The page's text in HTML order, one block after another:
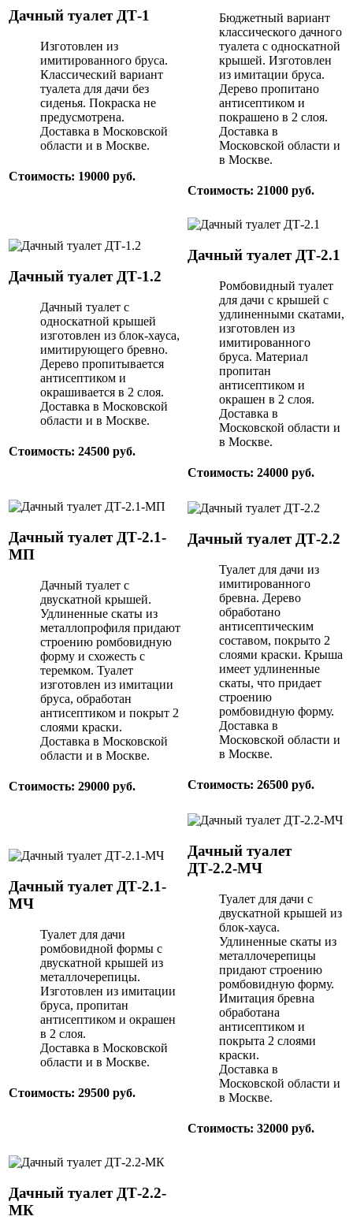
Дачный туалет ДТ-1
Изготовлен из
имитированного бруса.
Классический вариант
туалета для дачи без
сиденья. Покраска не
предусмотрена.
Доставка в Московской
области и в Москве.
Стоимость: 19000 руб.
Бюджетный вариант
классического дачного
туалета с односкатной
крышей. Изготовлен
из имитации бруса.
Дерево пропитано
антисептиком и
покрашено в 2 слоя.
Доставка в
Московской области и
в Москве.
Стоимость: 21000 руб.
Дачный туалет ДТ-1.2
Дачный туалет с
односкатной крышей
изготовлен из блок-хауса,
имитирующего бревно.
Дерево пропитывается
антисептиком и
окрашивается в 2 слоя.
Доставка в Московской
области и в Москве.
Стоимость: 24500 руб.
Дачный туалет ДТ-2.1
Ромбовидный туалет
для дачи с крышей с
удлиненными скатами,
изготовлен из
имитированного
бруса. Материал
пропитан
антисептиком и
окрашен в 2 слоя.
Доставка в
Московской области и
в Москве.
Стоимость: 24000 руб.
Дачный туалет ДТ-2.1-
МП
Дачный туалет с
двускатной крышей.
Удлиненные скаты из
металлопрофиля придают
строению ромбовидную
форму и схожесть с
теремком. Туалет
изготовлен из имитации
бруса, обработан
антисептиком и покрыт 2
слоями краски.
Доставка в Московской
области и в Москве.
Стоимость: 29000 руб.
Дачный туалет ДТ-2.2
Туалет для дачи из
имитированного
бревна. Дерево
обработано
антисептическим
составом, покрыто 2
слоями краски. Крыша
имеет удлиненные
скаты, что придает
строению
ромбовидную форму.
Доставка в
Московской области и
в Москве.
Стоимость: 26500 руб.
Дачный туалет ДТ-2.1-
МЧ
Туалет для дачи
ромбовидной формы с
двускатной крышей из
металлочерепицы.
Изготовлен из имитации
бруса, пропитан
антисептиком и окрашен
в 2 слоя.
Доставка в Московской
области и в Москве.
Стоимость: 29500 руб.
Дачный туалет
ДТ-2.2-МЧ
Туалет для дачи с
двускатной крышей из
блок-хауса.
Удлиненные скаты из
металлочерепицы
придают строению
ромбовидную форму.
Имитация бревна
обработана
антисептиком и
покрыта 2 слоями
краски.
Доставка в
Московской области и
в Москве.
Стоимость: 32000 руб.
Дачный туалет ДТ-2.2-
МК